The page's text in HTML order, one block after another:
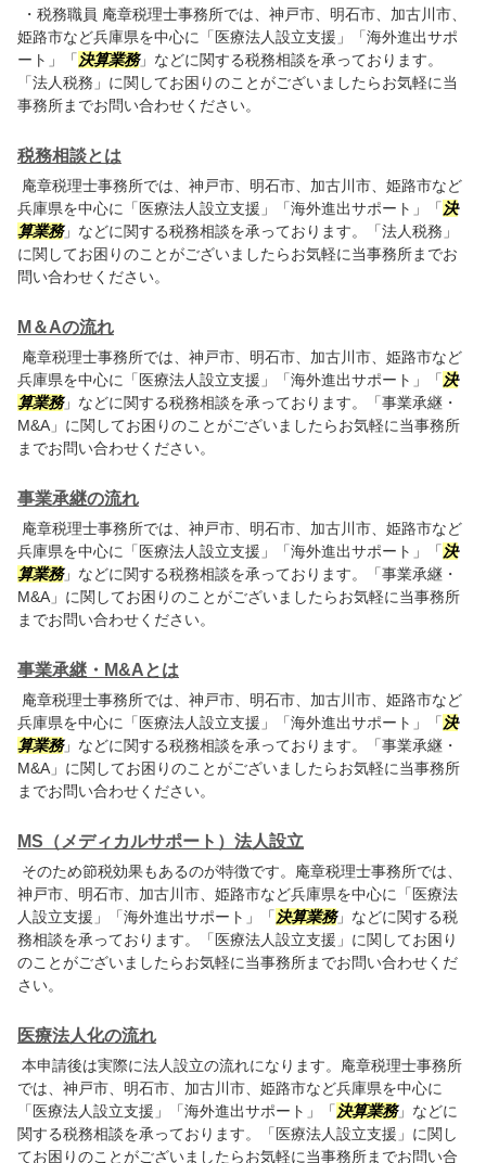
・税務職員 庵章税理士事務所では、神戸市、明石市、加古川市、
姫路市など兵庫県を中心に「医療法人設立支援」「海外進出サポ
ート」「 決算業務」などに関する税務相談を承っております。
「法人税務」に関してお困りのことがございましたらお気軽に当
事務所までお問い合わせください。
税務相談とは
庵章税理士事務所では、神戸市、明石市、加古川市、姫路市など
兵庫県を中心に「医療法人設立支援」「海外進出サポート」「 決
算業務」などに関する税務相談を承っております。「法人税務」
に関してお困りのことがございましたらお気軽に当事務所までお
問い合わせください。
M＆Aの流れ
庵章税理士事務所では、神戸市、明石市、加古川市、姫路市など
兵庫県を中心に「医療法人設立支援」「海外進出サポート」「 決
算業務」などに関する税務相談を承っております。「事業承継・
M&A」に関してお困りのことがございましたらお気軽に当事務所
までお問い合わせください。
事業承継の流れ
庵章税理士事務所では、神戸市、明石市、加古川市、姫路市など
兵庫県を中心に「医療法人設立支援」「海外進出サポート」「 決
算業務」などに関する税務相談を承っております。「事業承継・
M&A」に関してお困りのことがございましたらお気軽に当事務所
までお問い合わせください。
事業承継・M&Aとは
庵章税理士事務所では、神戸市、明石市、加古川市、姫路市など
兵庫県を中心に「医療法人設立支援」「海外進出サポート」「 決
算業務」などに関する税務相談を承っております。「事業承継・
M&A」に関してお困りのことがございましたらお気軽に当事務所
までお問い合わせください。
MS（メディカルサポート）法人設立
そのため節税効果もあるのが特徴です。庵章税理士事務所では、
神戸市、明石市、加古川市、姫路市など兵庫県を中心に「医療法
人設立支援」「海外進出サポート」「 決算業務」などに関する税
務相談を承っております。「医療法人設立支援」に関してお困り
のことがございましたらお気軽に当事務所までお問い合わせくだ
さい。
医療法人化の流れ
本申請後は実際に法人設立の流れになります。庵章税理士事務所
では、神戸市、明石市、加古川市、姫路市など兵庫県を中心に
「医療法人設立支援」「海外進出サポート」「 決算業務」などに
関する税務相談を承っております。「医療法人設立支援」に関し
てお困りのことがございましたらお気軽に当事務所までお問い合